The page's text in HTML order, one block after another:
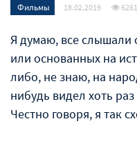
Фильмы 18.02.2019
Я думаю, все слышали
или основанных на
либо, не знаю, на
нибудь видел хоть
Честно говоря, я так